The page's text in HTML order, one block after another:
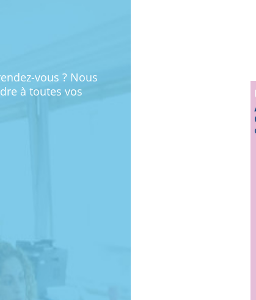
vous ? Nous
à toutes vos